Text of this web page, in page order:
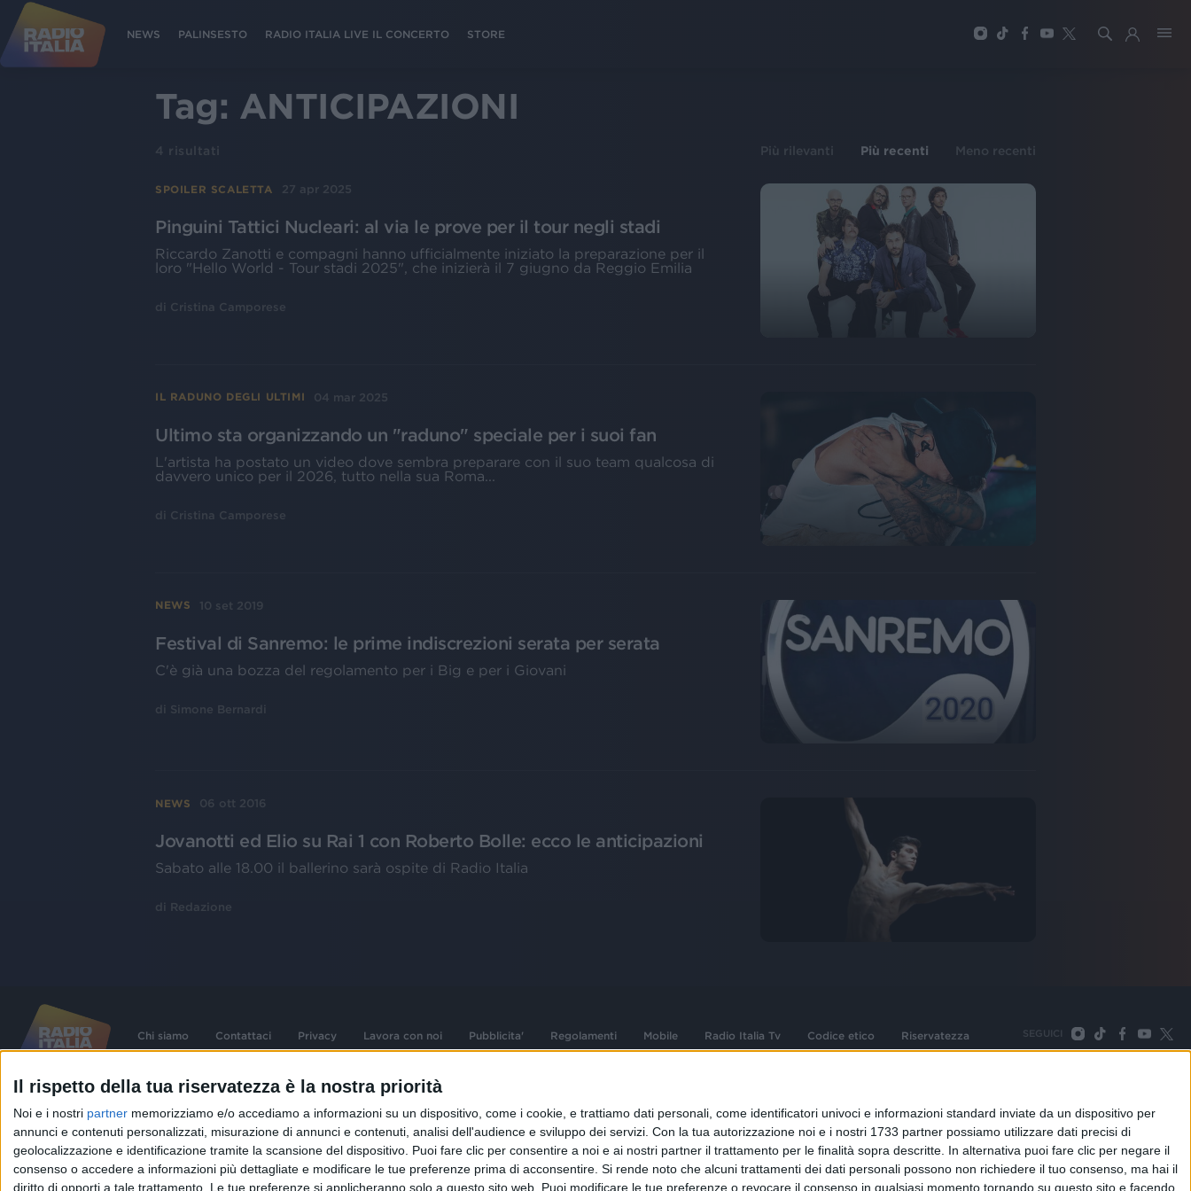
Il rispetto della tua riservatezza è la nostra priorità
Noi e i nostri partner memorizziamo e/o accediamo a informazioni su un dispositivo, come i cookie, e trattiamo dati personali, come identificatori univoci e informazioni standard inviate da un dispositivo per
annunci e contenuti personalizzati, misurazione di annunci e contenuti, analisi dell'audience e sviluppo dei servizi. Con la tua autorizzazione noi e i nostri 1733 partner possiamo utilizzare dati precisi di
geolocalizzazione e identificazione tramite la scansione del dispositivo. Puoi fare clic per consentire a noi e ai nostri partner il trattamento per le finalità sopra descritte. In alternativa puoi fare clic per negare il
consenso o accedere a informazioni più dettagliate e modificare le tue preferenze prima di acconsentire. Si rende noto che alcuni trattamenti dei dati personali possono non richiedere il tuo consenso, ma hai il
diritto di opporti a tale trattamento. Le tue preferenze si applicheranno solo a questo sito web. Puoi modificare le tue preferenze o revocare il consenso in qualsiasi momento tornando su questo sito e facendo
NEWS PALINSESTO RADIO ITALIA LIVE IL CONCERTO STORE
Tag: ANTICIPAZIONI
4 risultati Più rilevanti Più recenti Meno recenti
SPOILER SCALETTA 27 apr 2025
Pinguini Tattici Nucleari: al via le prove per il tour negli stadi
Riccardo Zanotti e compagni hanno ufficialmente iniziato la preparazione per il
loro "Hello World - Tour stadi 2025", che inizierà il 7 giugno da Reggio Emilia
di Cristina Camporese
IL RADUNO DEGLI ULTIMI 04 mar 2025
Ultimo sta organizzando un "raduno" speciale per i suoi fan
L'artista ha postato un video dove sembra preparare con il suo team qualcosa di
davvero unico per il 2026, tutto nella sua Roma...
di Cristina Camporese
NEWS 10 set 2019
Festival di Sanremo: le prime indiscrezioni serata per serata
C'è già una bozza del regolamento per i Big e per i Giovani
di Simone Bernardi
NEWS 06 ott 2016
Jovanotti ed Elio su Rai 1 con Roberto Bolle: ecco le anticipazioni
Sabato alle 18.00 il ballerino sarà ospite di Radio Italia
di Redazione
Chi siamo Contattaci Privacy Lavora con noi Pubblicita' Regolamenti Mobile Radio Italia Tv Codice etico Riservatezza SEGUICI
contenute nel sito sono stati assolti gli obblighi derivanti dalla normativa dei diritti d'autore e dei diritti
Capitale Sociale € 580.000,00 interamente versato. Iscr. Reg. Imprese Milano - C.F. e n° iscrizione
06832230152. Iscritta al R.E.A. di Milano al n° 1125258. Testata giornalistica Registrata n°286 - 3 Aprile
1987.
02 25444220
Sede Legale: Via Savona 97, 20144 Milano